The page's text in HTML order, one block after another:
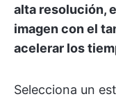
alta resolución,
imagen con el
acelerar los
Selecciona un